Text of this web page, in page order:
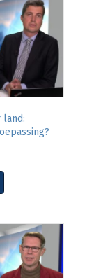
land: